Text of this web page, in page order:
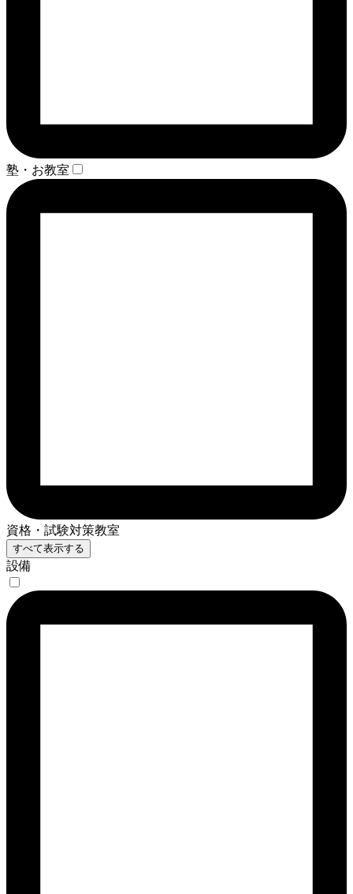
塾・お教室
資格・試験対策教室
すべて表示する
設備